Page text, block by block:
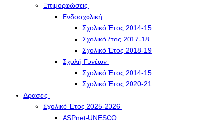
Επιμορφώσεις
Ενδοσχολική
Σχολικό Έτος 2014-15
Σχολικό έτος 2017-18
Σχολικό Έτος 2018-19
Σχολή Γονέων
Σχολικό Έτος 2014-15
Σχολικό Έτος 2020-21
Δρασεις
Σχολικό Έτος 2025-2026
ASPnet-UNESCO